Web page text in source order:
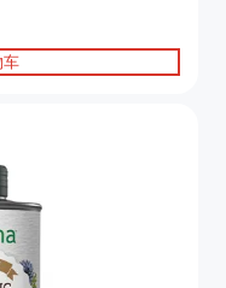
车